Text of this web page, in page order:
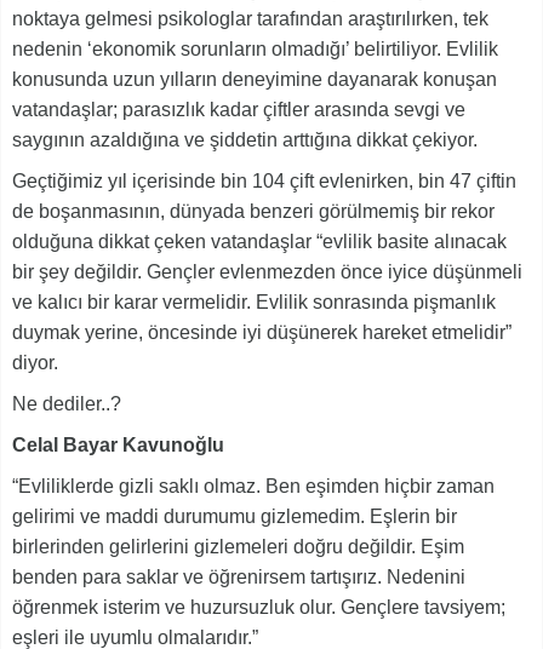
noktaya gelmesi psikologlar tarafından araştırılırken, tek
nedenin ‘ekonomik sorunların olmadığı’ belirtiliyor. Evlilik
konusunda uzun yılların deneyimine dayanarak konuşan
vatandaşlar; parasızlık kadar çiftler arasında sevgi ve
saygının azaldığına ve şiddetin arttığına dikkat çekiyor.
Geçtiğimiz yıl içerisinde bin 104 çift evlenirken, bin 47 çiftin
de boşanmasının, dünyada benzeri görülmemiş bir rekor
olduğuna dikkat çeken vatandaşlar “evlilik basite alınacak
bir şey değildir. Gençler evlenmezden önce iyice düşünmeli
ve kalıcı bir karar vermelidir. Evlilik sonrasında pişmanlık
duymak yerine, öncesinde iyi düşünerek hareket etmelidir”
diyor.
Ne dediler..?
Celal Bayar Kavunoğlu
“Evliliklerde gizli saklı olmaz. Ben eşimden hiçbir zaman
gelirimi ve maddi durumumu gizlemedim. Eşlerin bir
birlerinden gelirlerini gizlemeleri doğru değildir. Eşim
benden para saklar ve öğrenirsem tartışırız. Nedenini
öğrenmek isterim ve huzursuzluk olur. Gençlere tavsiyem;
eşleri ile uyumlu olmalarıdır.”